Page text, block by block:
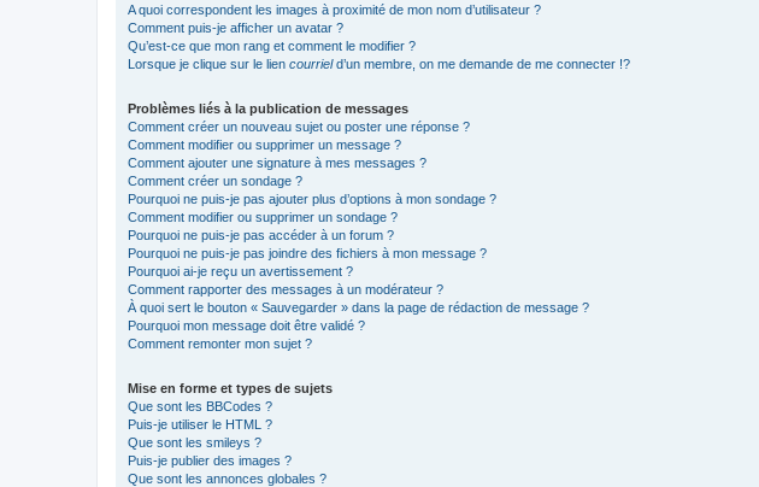
A quoi correspondent les images à proximité de mon nom d’utilisateur ?
Comment puis-je afficher un avatar ?
Qu’est-ce que mon rang et comment le modifier ?
Lorsque je clique sur le lien courrield’un membre, on me demande de me connecter !?
Problèmes liés à la publication de messages
Comment créer un nouveau sujet ou poster une réponse ?
Comment modifier ou supprimer un message ?
Comment ajouter une signature à mes messages ?
Comment créer un sondage ?
Pourquoi ne puis-je pas ajouter plus d’options à mon sondage ?
Comment modifier ou supprimer un sondage ?
Pourquoi ne puis-je pas accéder à un forum ?
Pourquoi ne puis-je pas joindre des fichiers à mon message ?
Pourquoi ai-je reçu un avertissement ?
Comment rapporter des messages à un modérateur ?
À quoi sert le bouton « Sauvegarder » dans la page de rédaction de message ?
Pourquoi mon message doit être validé ?
Comment remonter mon sujet ?
Mise en forme et types de sujets
Que sont les BBCodes ?
Puis-je utiliser le HTML ?
Que sont les smileys ?
Puis-je publier des images ?
Que sont les annonces globales ?